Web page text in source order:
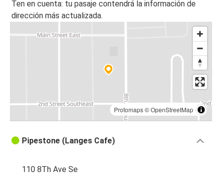
Ten en cuenta: tu pasaje contendrá la información de
dirección más actualizada.
Protomaps©OpenStreetMap
Pipestone (Langes Cafe)
110 8Th Ave Se